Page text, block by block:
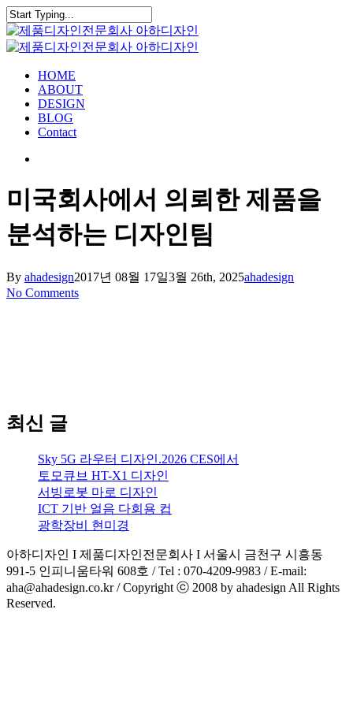
Skip
to
main
content
Close
Search
search
Menu
HOME
ABOUT
DESIGN
BLOG
Contact
미국회사에서 의뢰한 제품을
분석하는 디자인팀
By ahadesign2017년 08월 17일3월 26th, 2025ahadesign
No Comments
최신 글
Sky 5G 라우터 디자인.2026 CES에서
토모큐브 HT-X1 디자인
서빙로봇 마로 디자인
ICT 기반 얼음 다회용 컵
광학장비 현미경
아하디자인 I 제품디자인전문회사 I 서울시 금천구 시흥동
991-5 인피니움타워 608호 / Tel : 070-4209-9983 / E-mail:
aha@ahadesign.co.kr / Copyright ⓒ 2008 by ahadesign All Rights
Reserved.